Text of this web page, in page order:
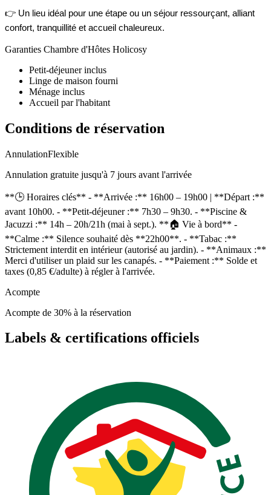
👉 Un lieu idéal pour une étape ou un séjour ressourçant, alliant
confort, tranquillité et accueil chaleureux.
Garanties Chambre d'Hôtes Holicosy
Petit-déjeuner inclus
Linge de maison fourni
Ménage inclus
Accueil par l'habitant
Conditions de réservation
AnnulationFlexible
Annulation gratuite jusqu'à 7 jours avant l'arrivée
**🕒 Horaires clés** - **Arrivée :** 16h00 – 19h00 | **Départ :**
avant 10h00. - **Petit-déjeuner :** 7h30 – 9h30. - **Piscine &
Jacuzzi :** 14h – 20h/21h (mai à sept.). **🏠 Vie à bord** -
**Calme :** Silence souhaité dès **22h00**. - **Tabac :**
Strictement interdit en intérieur (autorisé au jardin). - **Animaux :**
Merci d'utiliser un plaid sur les canapés. - **Paiement :** Solde et
taxes (0,85 €/adulte) à régler à l'arrivée.
Acompte
Acompte de 30% à la réservation
Labels & certifications officiels